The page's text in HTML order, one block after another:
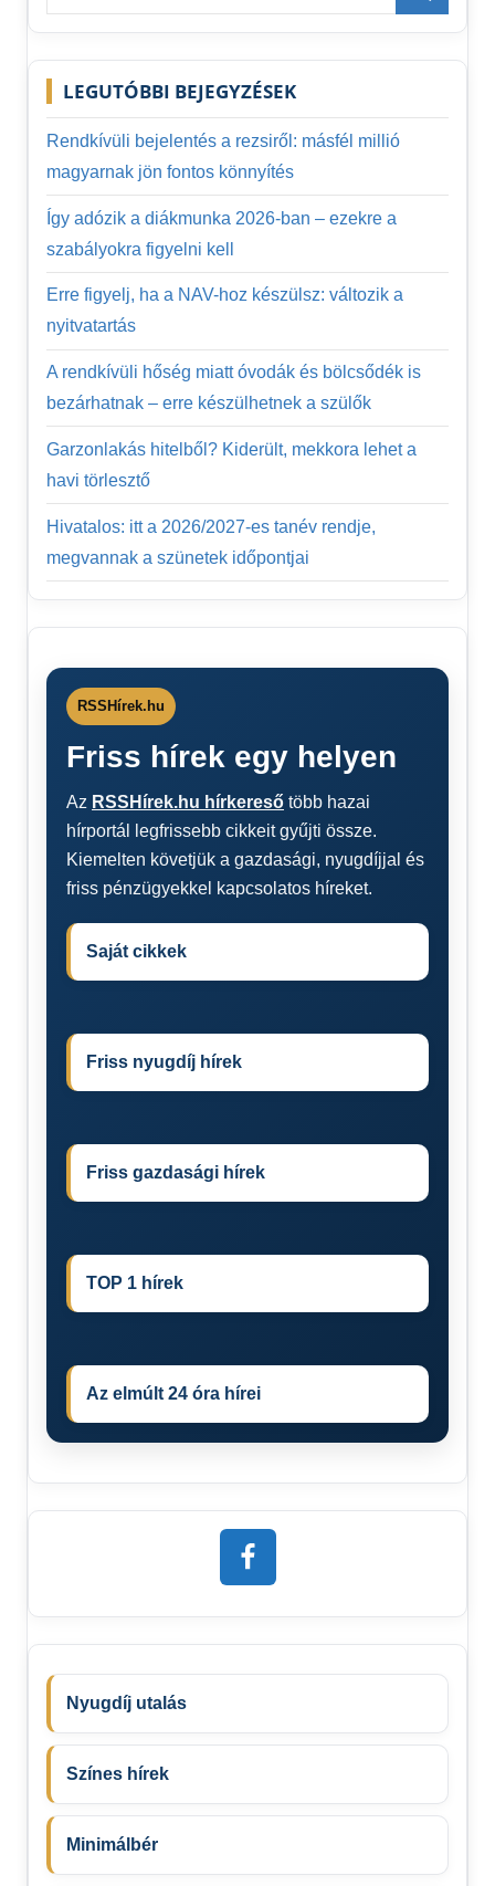
Search
LEGUTÓBBI BEJEGYZÉSEK
Rendkívüli bejelentés a rezsiről: másfél millió
magyarnak jön fontos könnyítés
Így adózik a diákmunka 2026-ban – ezekre a
szabályokra figyelni kell
Erre figyelj, ha a NAV-hoz készülsz: változik a
nyitvatartás
A rendkívüli hőség miatt óvodák és bölcsődék is
bezárhatnak – erre készülhetnek a szülők
Garzonlakás hitelből? Kiderült, mekkora lehet a
havi törlesztő
Hivatalos: itt a 2026/2027-es tanév rendje,
megvannak a szünetek időpontjai
RSSHírek.hu
Friss hírek egy helyen
Az RSSHírek.hu hírkereső több hazai
hírportál legfrissebb cikkeit gyűjti össze.
Kiemelten követjük a gazdasági, nyugdíjjal és
friss pénzügyekkel kapcsolatos híreket.
Saját cikkek
Friss nyugdíj hírek
Friss gazdasági hírek
TOP 1 hírek
Az elmúlt 24 óra hírei
Nyugdíj utalás
Színes hírek
Minimálbér